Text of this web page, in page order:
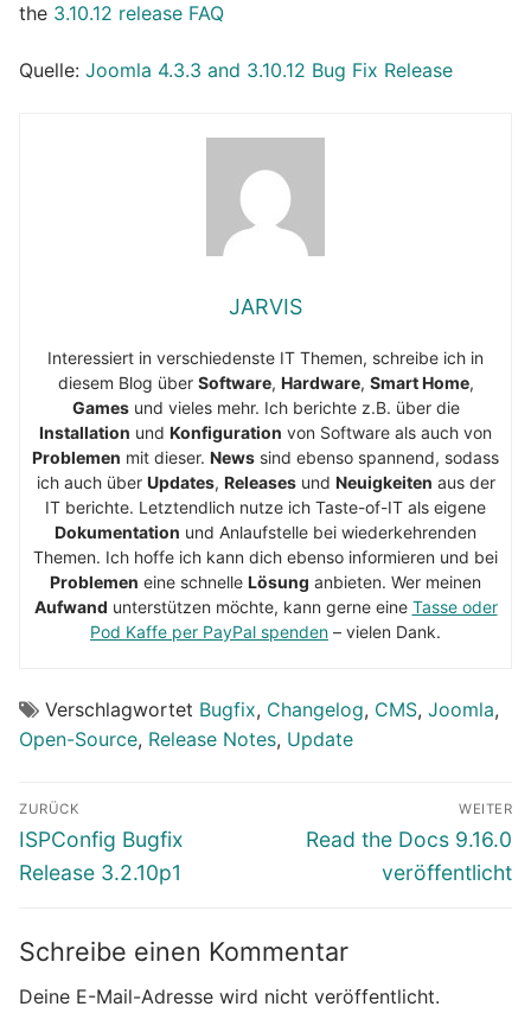
the 3.10.12 release FAQ
Quelle: Joomla 4.3.3 and 3.10.12 Bug Fix Release
JARVIS
Interessiert in verschiedenste IT Themen, schreibe ich in
diesem Blog über Software, Hardware, Smart Home,
Gamesund vieles mehr. Ich berichte z.B. über die
Installation und Konfiguration von Software als auch von
Problemen mit dieser. News sind ebenso spannend, sodass
ich auch über Updates, Releasesund Neuigkeiten aus der
IT berichte. Letztendlich nutze ich Taste-of-IT als eigene
Dokumentation und Anlaufstelle bei wiederkehrenden
Themen. Ich hoffe ich kann dich ebenso informieren und bei
Problemen eine schnelle Lösung anbieten. Wer meinen
Aufwand unterstützen möchte, kann gerne eine Tasse oder
Pod Kaffe per PayPal spenden – vielen Dank.
Verschlagwortet Bugfix, Changelog, CMS, Joomla,
Open-Source, Release Notes, Update
Beitragsnavigation
ZURÜCK
Vorheriger
Beitrag:
ISPConfig Bugfix
Release 3.2.10p1
WEITER
Nächster
Read the Docs 9.16.0
veröffentlicht
Schreibe einen Kommentar
Deine E-Mail-Adresse wird nicht veröffentlicht.